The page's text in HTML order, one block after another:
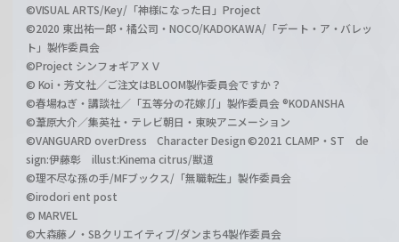
©VISUAL ARTS/Key/「神様になった日」Project
©2020 東出祐一郎・橘公司・NOCO/KADOKAWA/「デート・ア・バレッ
ト」製作委員会
©Project シンフォギアＸＶ
© Koi・芳文社／ご注文はBLOOM製作委員会ですか？
©春場ねぎ・講談社／「五等分の花嫁∬」製作委員会 ®KODANSHA
©葦原大介／集英社・テレビ朝日・東映アニメーション
©VANGUARD overDress Character Design ©2021 CLAMP・ST de
sign:伊藤彰 illust:Kinema citrus/獣道
©理不尽な孫の手/MFブックス/「無職転生」製作委員会
©irodori ent post
© MARVEL
©大森藤ノ・SBクリエイティブ/ダンまち4製作委員会